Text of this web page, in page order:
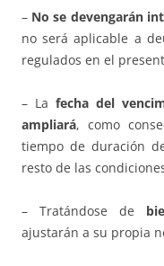
– No se devengarán
no será aplicable a
regulados en el
– La fecha del
ampliará, como
tiempo de duración
resto de las
– Tratándose de
ajustarán a su propia